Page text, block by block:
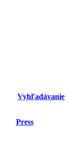
Vyhľadávanie
Press